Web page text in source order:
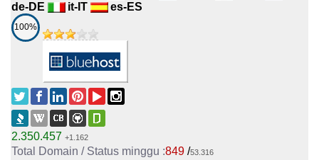
de-DE
it-IT es-ES
100%
2.350.457 +1.162
849 /53.316